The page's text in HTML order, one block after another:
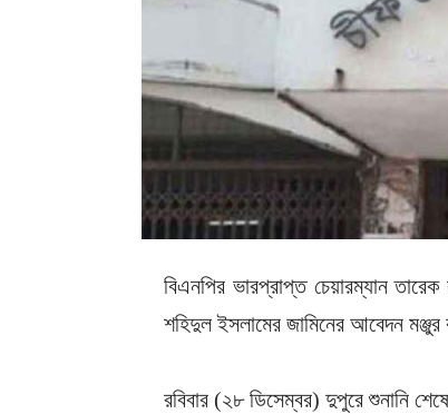
বিএনপির ভারপ্রাপ্ত চেয়ারম্যান
শহিদুল ইসলামের জামিনের আবেদন
রবিবার (২৮ ডিসেম্বর) দুপুরে শুনানি